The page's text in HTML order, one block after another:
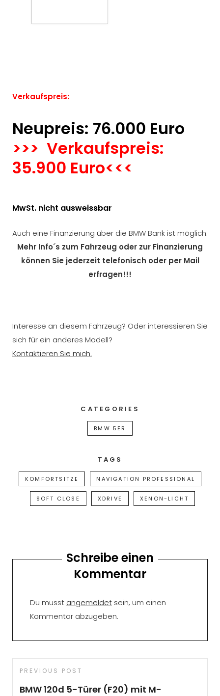
Verkaufspreis:
Neupreis: 76.000 Euro
>>> Verkaufspreis:
35.900 Euro<<<
MwSt. nicht ausweissbar
Auch eine Finanzierung über die BMW Bank ist möglich.
Mehr Info´s zum Fahrzeug oder zur Finanzierung
können Sie jederzeit telefonisch oder per Mail
erfragen!!!
Interesse an diesem Fahrzeug? Oder interessieren Sie
sich für ein anderes Modell?
Kontaktieren Sie mich.
CATEGORIES
BMW 5ER
TAGS
KOMFORTSITZE NAVIGATION PROFESSIONAL
SOFT CLOSE XDRIVE XENON-LICHT
Schreibe einen
Kommentar
Du musst angemeldet sein, um einen
Kommentar abzugeben.
Beitragsnavigation
Previous
Post
PREVIOUS POST
BMW 120d 5-Türer (F20) mit M-